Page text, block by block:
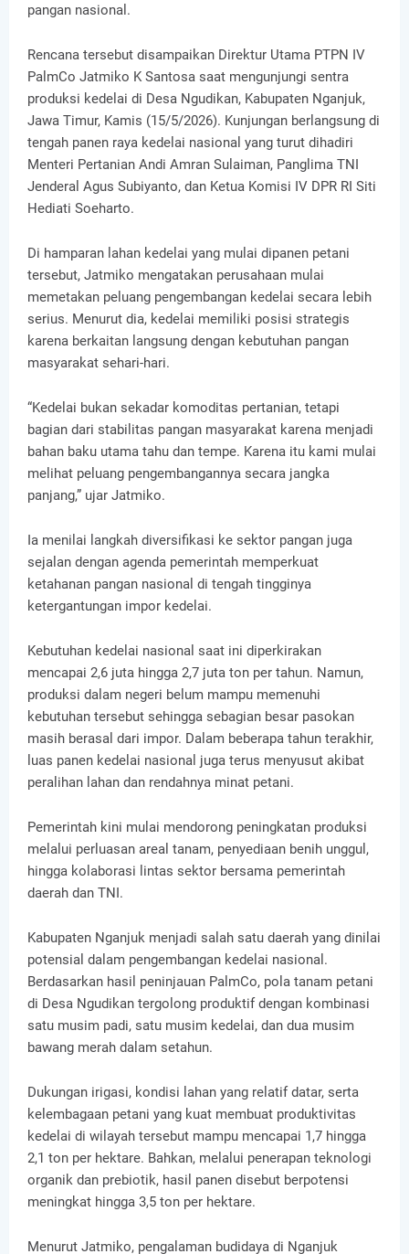
pangan nasional.
Rencana tersebut disampaikan Direktur Utama PTPN IV
PalmCo Jatmiko K Santosa saat mengunjungi sentra
produksi kedelai di Desa Ngudikan, Kabupaten Nganjuk,
Jawa Timur, Kamis (15/5/2026). Kunjungan berlangsung di
tengah panen raya kedelai nasional yang turut dihadiri
Menteri Pertanian Andi Amran Sulaiman, Panglima TNI
Jenderal Agus Subiyanto, dan Ketua Komisi IV DPR RI Siti
Hediati Soeharto.
Di hamparan lahan kedelai yang mulai dipanen petani
tersebut, Jatmiko mengatakan perusahaan mulai
memetakan peluang pengembangan kedelai secara lebih
serius. Menurut dia, kedelai memiliki posisi strategis
karena berkaitan langsung dengan kebutuhan pangan
masyarakat sehari-hari.
“Kedelai bukan sekadar komoditas pertanian, tetapi
bagian dari stabilitas pangan masyarakat karena menjadi
bahan baku utama tahu dan tempe. Karena itu kami mulai
melihat peluang pengembangannya secara jangka
panjang,” ujar Jatmiko.
Ia menilai langkah diversifikasi ke sektor pangan juga
sejalan dengan agenda pemerintah memperkuat
ketahanan pangan nasional di tengah tingginya
ketergantungan impor kedelai.
Kebutuhan kedelai nasional saat ini diperkirakan
mencapai 2,6 juta hingga 2,7 juta ton per tahun. Namun,
produksi dalam negeri belum mampu memenuhi
kebutuhan tersebut sehingga sebagian besar pasokan
masih berasal dari impor. Dalam beberapa tahun terakhir,
luas panen kedelai nasional juga terus menyusut akibat
peralihan lahan dan rendahnya minat petani.
Pemerintah kini mulai mendorong peningkatan produksi
melalui perluasan areal tanam, penyediaan benih unggul,
hingga kolaborasi lintas sektor bersama pemerintah
daerah dan TNI.
Kabupaten Nganjuk menjadi salah satu daerah yang dinilai
potensial dalam pengembangan kedelai nasional.
Berdasarkan hasil peninjauan PalmCo, pola tanam petani
di Desa Ngudikan tergolong produktif dengan kombinasi
satu musim padi, satu musim kedelai, dan dua musim
bawang merah dalam setahun.
Dukungan irigasi, kondisi lahan yang relatif datar, serta
kelembagaan petani yang kuat membuat produktivitas
kedelai di wilayah tersebut mampu mencapai 1,7 hingga
2,1 ton per hektare. Bahkan, melalui penerapan teknologi
organik dan prebiotik, hasil panen disebut berpotensi
meningkat hingga 3,5 ton per hektare.
Menurut Jatmiko, pengalaman budidaya di Nganjuk